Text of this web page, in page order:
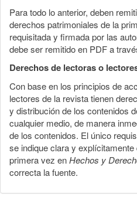
Para todo lo anterior, deben
derechos patrimoniales de la
requisitada y firmada por las
debe ser remitido en PDF a
Derechos de lectoras o
Con base en los principios de
lectores de la revista tienen
y distribución de los contenidos
cualquier medio, de manera
de los contenidos. El único
se indique clara y
primera vez enHechos y
correcta la fuente.